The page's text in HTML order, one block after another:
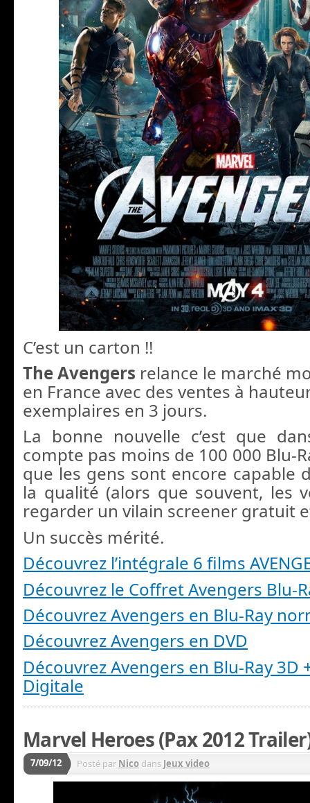
C’est un carton !!
The Avengers relance le marché
en France avec des ventes à
exemplaires en 3 jours.
La bonne nouvelle c’est que
compte pas moins de 100 000 Blu-
que les gens sont encore capable
la qualité (alors que souvent, les
regarder un vilain screener gratuit
Un succès mérité.
Découvrez l’intégrale 6 films
Découvrez le Coffret Avengers Blu-
Découvrez Avengers en Blu-Ray
Découvrez Avengers en DVD
Découvrez Avengers en Blu-Ray 3D
Digitale
Marvel Heroes (Pax 2012
7/09/12 Posté par Nico dans Jeux video